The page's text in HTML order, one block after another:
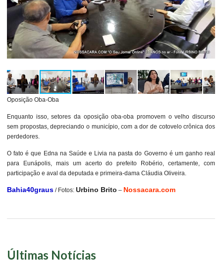
Oposição Oba-Oba
Enquanto isso, setores da oposição oba-oba promovem o velho discurso
sem propostas, depreciando o município, com a dor de cotovelo crônica dos
perdedores.
O fato é que Edna na Saúde e Livia na pasta do Governo é um ganho real
para Eunápolis, mais um acerto do prefeito Robério, certamente, com
participação e aval da deputada e primeira-dama Cláudia Oliveira.
Bahia40graus / Fotos: Urbino Brito – Nossacara.com
Últimas Notícias